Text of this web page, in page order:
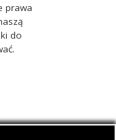
prawa
do